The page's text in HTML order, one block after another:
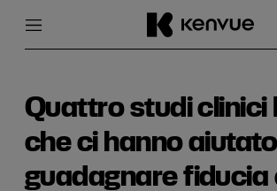
contenuto
Quattro studi clinici
che ci hanno
guadagnare fiducia